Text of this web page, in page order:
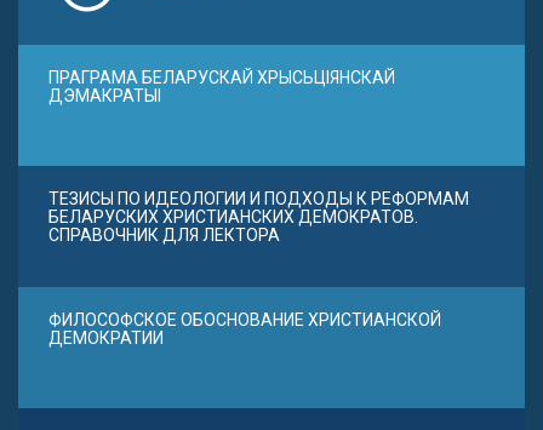
ПРАГРАМА БЕЛАРУСКАЙ ХРЫСЬЦІЯНСКАЙ
ДЭМАКРАТЫІ
ТЕЗИСЫ ПО ИДЕОЛОГИИ И ПОДХОДЫ К РЕФОРМАМ
БЕЛАРУСКИХ ХРИСТИАНСКИХ ДЕМОКРАТОВ.
СПРАВОЧНИК ДЛЯ ЛЕКТОРА
ФИЛОСОФСКОЕ ОБОСНОВАНИЕ ХРИСТИАНСКОЙ
ДЕМОКРАТИИ